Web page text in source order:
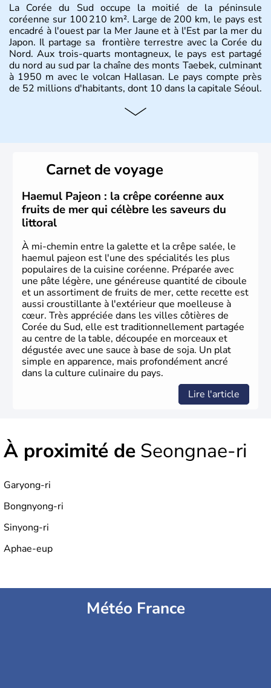
La Corée du Sud occupe la moitié de la péninsule
coréenne sur 100 210 km². Large de 200 km, le pays est
encadré à l'ouest par la Mer Jaune et à l'Est par la mer du
Japon. Il partage sa frontière terrestre avec la Corée du
Nord. Aux trois-quarts montagneux, le pays est partagé
du nord au sud par la chaîne des monts Taebek, culminant
à 1950 m avec le volcan Hallasan. Le pays compte près
de 52 millions d'habitants, dont 10 dans la capitale Séoul.
Histoire et administration
christianisme et le bouddhisme en sont les deux
principales religions. Ce pays partage sa culture avec la
Corée du Nord. Les Jeux Olympiques s’y sont déroulés en
1988, de même que la Coupe du Monde de football en
2002, en collaboration avec le Japon.
Carnet de voyage
Haemul Pajeon : la crêpe coréenne aux
fruits de mer qui célèbre les saveurs du
littoral
À mi-chemin entre la galette et la crêpe salée, le
haemul pajeon est l'une des spécialités les plus
populaires de la cuisine coréenne. Préparée avec
une pâte légère, une généreuse quantité de ciboule
et un assortiment de fruits de mer, cette recette est
aussi croustillante à l'extérieur que moelleuse à
cœur. Très appréciée dans les villes côtières de
Corée du Sud, elle est traditionnellement partagée
au centre de la table, découpée en morceaux et
dégustée avec une sauce à base de soja. Un plat
simple en apparence, mais profondément ancré
dans la culture culinaire du pays.
Lire l'article
À proximité de Seongnae-ri
Garyong-ri
Bongnyong-ri
Sinyong-ri
Aphae-eup
Météo France